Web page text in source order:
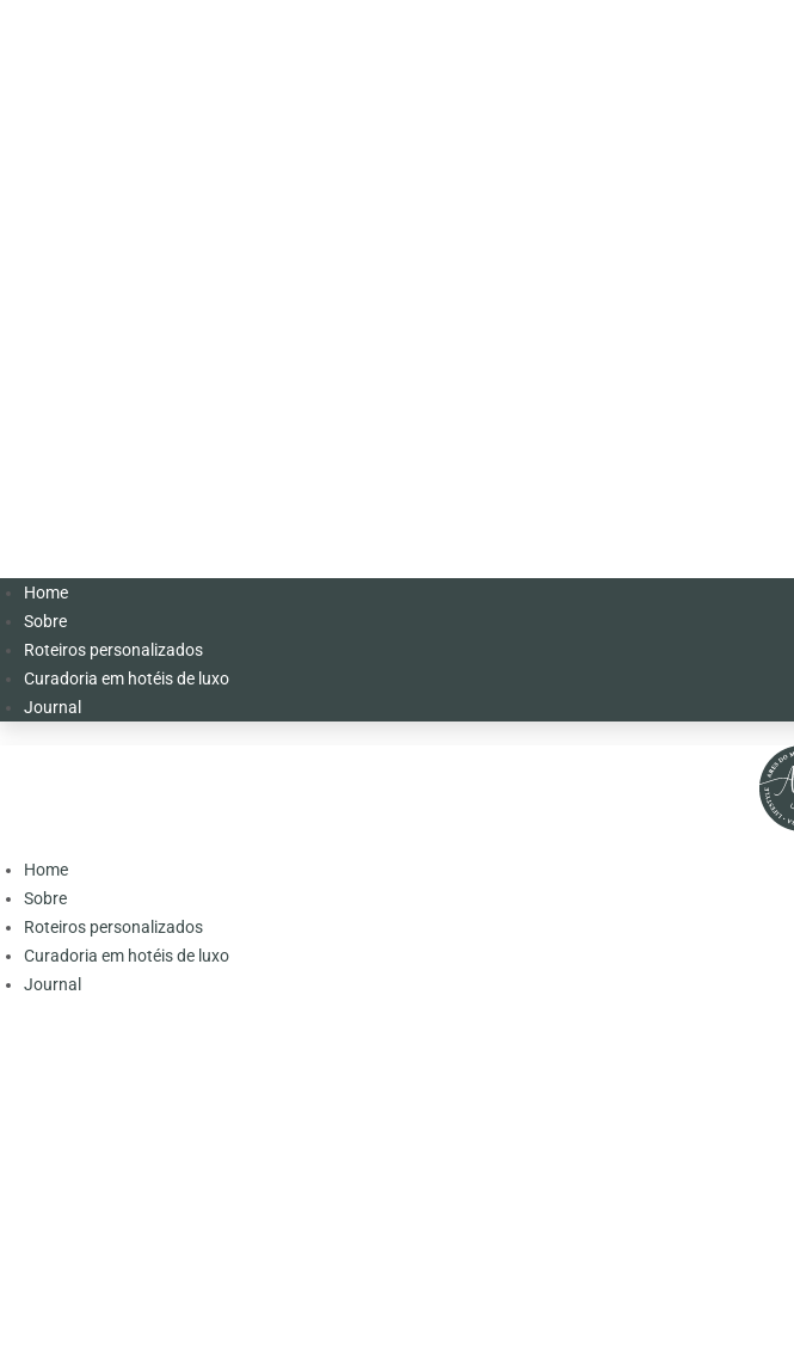
Home
Sobre
Roteiros personalizados
Curadoria em hotéis de luxo
Journal
Home
Sobre
Roteiros personalizados
Curadoria em hotéis de luxo
Journal